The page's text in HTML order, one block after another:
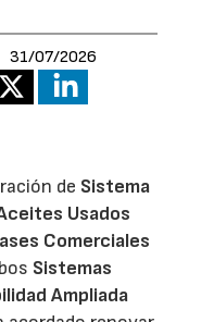
31/07/2026
de Sistema
Usados
Comerciales
Sistemas
Ampliada